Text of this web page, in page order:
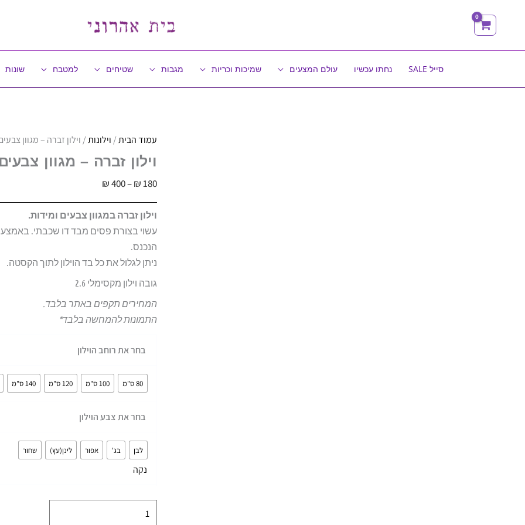
סייל SALE נחתו עכשיו עולם המצעים שמיכות וכריות מגבות שטיחים למטבח שונות
עמוד הבית/ וילונות/ וילון זברה – מגוון צבעים
וילון זברה – מגוון צבעים
₪180
–
₪400
טווח
מחירים:
⁦₪ 180⁩
עד
וילון זברה במגוון צבעים ומידות.
עשוי בצורת פסים מבד דו שכבתי.
הנכנס.
ניתן לגלול את כל בד הוילון לתוך הקסטה.
גובה וילון מקסימלי 2.6
המחירים תקפים באתר בלבד.
התמונות להמחשה בלבד*
בחר את רוחב הוילון
80 ס"מ 100 ס"מ 120 ס"מ 140 ס"מ
בחר את צבע הוילון
לבן בג' אפור לינן(עץ) שחור
נקה
וילון
זברה
צבעים
ומידות
2.6